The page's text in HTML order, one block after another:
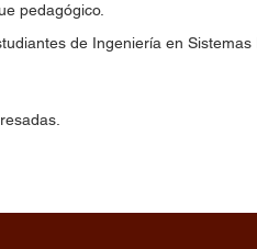
pedagógico.
de Ingeniería en Sistemas